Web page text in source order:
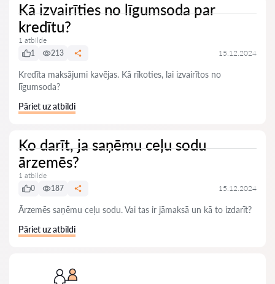
Kā izvairīties no līgumsoda par
kredītu?
1 atbilde
1
213 15.12.2024
Kredīta maksājumi kavējas. Kā rīkoties, lai izvairītos no
līgumsoda?
Pāriet uz atbildi
Ko darīt, ja saņēmu ceļu sodu
ārzemēs?
1 atbilde
0
187 15.12.2024
Ārzemēs saņēmu ceļu sodu. Vai tas ir jāmaksā un kā to izdarīt?
Pāriet uz atbildi